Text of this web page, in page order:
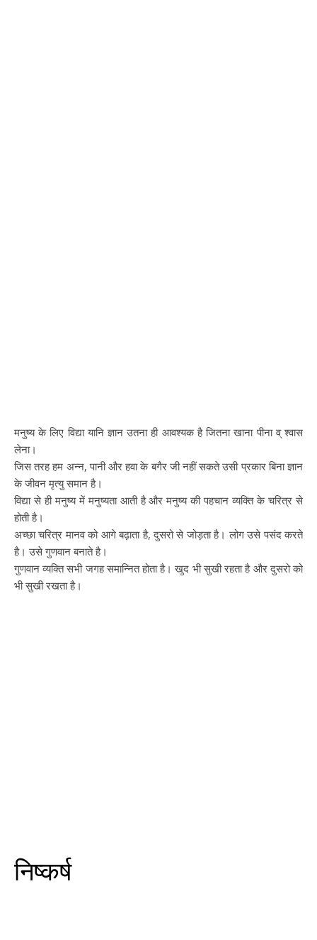
मनुष्य के लिए विद्या यानि ज्ञान उतना ही आवश्यक है जितना खाना पीना व् श्वास
लेना।
जिस तरह हम अन्न, पानी और हवा के बगैर जी नहीं सकते उसी प्रकार बिना ज्ञान
के जीवन मृत्यु समान है।
विद्या से ही मनुष्य में मनुष्यता आती है और मनुष्य की पहचान व्यक्ति के चरित्र से
होती है।
अच्छा चरित्र मानव को आगे बढ़ाता है, दुसरो से जोड़ता है। लोग उसे पसंद करते
है। उसे गुणवान बनाते है।
गुणवान व्यक्ति सभी जगह समान्नित होता है। खुद भी सुखी रहता है और दुसरो को
भी सुखी रखता है।
निष्कर्ष